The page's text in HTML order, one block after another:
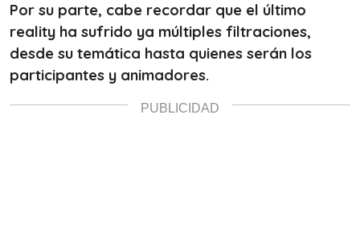
Por su parte, cabe recordar que el último
reality ha sufrido ya múltiples filtraciones,
desde su temática hasta quienes serán los
participantes y animadores.